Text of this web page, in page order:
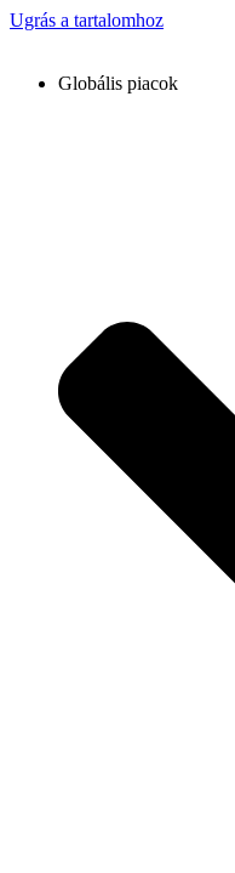
Ugrás a tartalomhoz
Globális piacok